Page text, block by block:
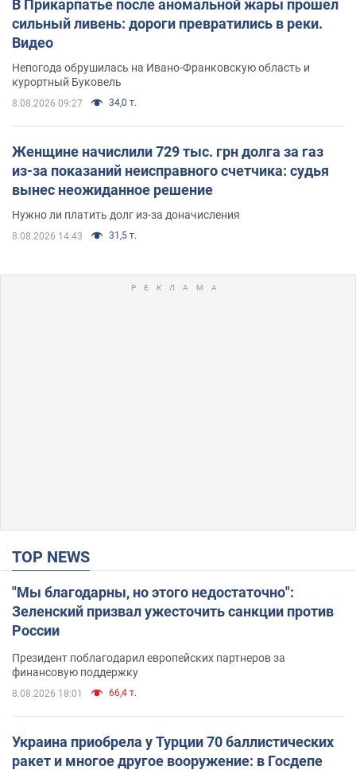
В Прикарпатье после аномальной жары прошел
сильный ливень: дороги превратились в реки.
Видео
Непогода обрушилась на Ивано-Франковскую область и
курортный Буковель
8.08.2026 09:27 34,0 т.
Женщине начислили 729 тыс. грн долга за газ
из-за показаний неисправного счетчика: судья
вынес неожиданное решение
Нужно ли платить долг из-за доначисления
8.08.2026 14:43 31,5 т.
TOP NEWS
"Мы благодарны, но этого недостаточно":
Зеленский призвал ужесточить санкции против
России
Президент поблагодарил европейских партнеров за
финансовую поддержку
8.08.2026 18:01 66,4 т.
Украина приобрела у Турции 70 баллистических
ракет и многое другое вооружение: в Госдепе